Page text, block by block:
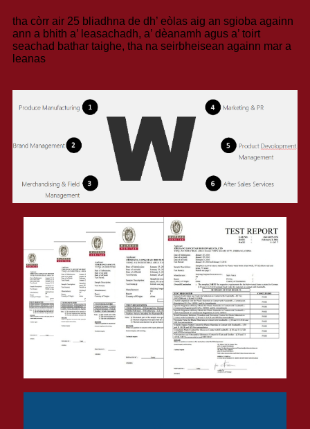
tha còrr air 25 bliadhna de dh’ eòlas aig an sgioba againn
ann a bhith a’ leasachadh, a’ dèanamh agus a’ toirt
seachad bathar taighe, tha na seirbheisean againn mar a
leanas